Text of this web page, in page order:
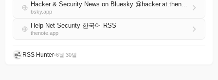
Hacker & Security News on Bluesky @hacker.at.thenote.app
bsky.app
Help Net Security 한국어 RSS
thenote.app
RSS Hunter•6월 30일